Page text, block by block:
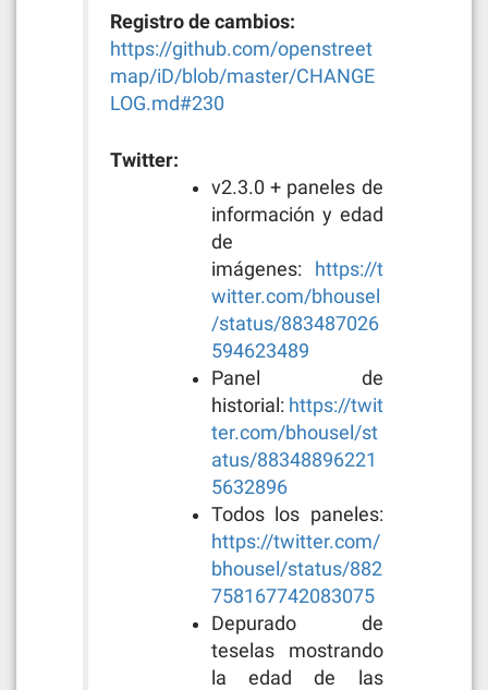
Registro de cambios:
https://github.com/openstreet
map/iD/blob/master/CHANGE
LOG.md#230
Twitter:
v2.3.0 + paneles de
información y edad
de
imágenes: https://t
witter.com/bhousel
/status/883487026
594623489
Panel de
historial: https://twit
ter.com/bhousel/st
atus/88348896221
5632896
Todos los paneles:
https://twitter.com/
bhousel/status/882
758167742083075
Depurado de
teselas mostrando
la edad de las